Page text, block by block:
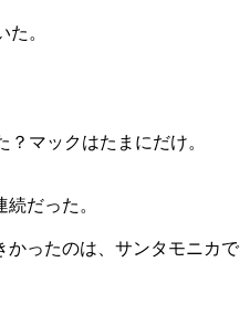
。
マックはたまにだけ。
だった。
かったのは、サンタモニカで